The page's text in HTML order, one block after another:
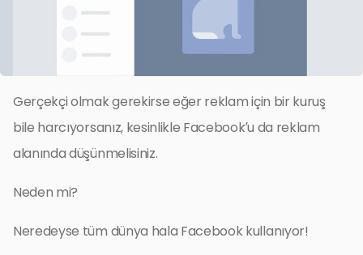
Gerçekçi olmak gerekirse eğer reklam için bir kuruş
bile harcıyorsanız, kesinlikle Facebook’u da reklam
alanında düşünmelisiniz.
Neden mi?
Neredeyse tüm dünya hala Facebook kullanıyor!